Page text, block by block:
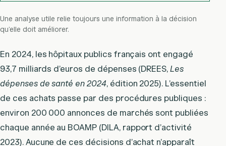
Une analyse utile relie toujours une information à la décision
qu’elle doit améliorer.
En 2024, les hôpitaux publics français ont engagé
93,7 milliards d’euros de dépenses (DREES,Les
dépenses de santé en 2024, édition 2025). L’essentiel
de ces achats passe par des procédures publiques :
environ 200 000 annonces de marchés sont publiées
chaque année au BOAMP (DILA, rapport d’activité
2023). Aucune de ces décisions d’achat n’apparaît